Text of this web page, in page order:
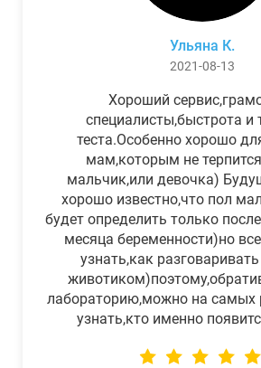
Ульяна К.
2021-08-13
Хороший
специалисты,быстрота и
теста.Особенно хорошо
мам,которым не
мальчик,или девочка)
хорошо известно,что пол
будет определить только
месяца беременности)но
узнать,как
лабораторию,можно на самых
узнать,кто именно